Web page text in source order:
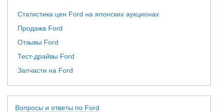
Статистика цен Ford на японских аукционах
Продажа Ford
Отзывы Ford
Тест-драйвы Ford
Запчасти на Ford
Вопросы и ответы по Ford